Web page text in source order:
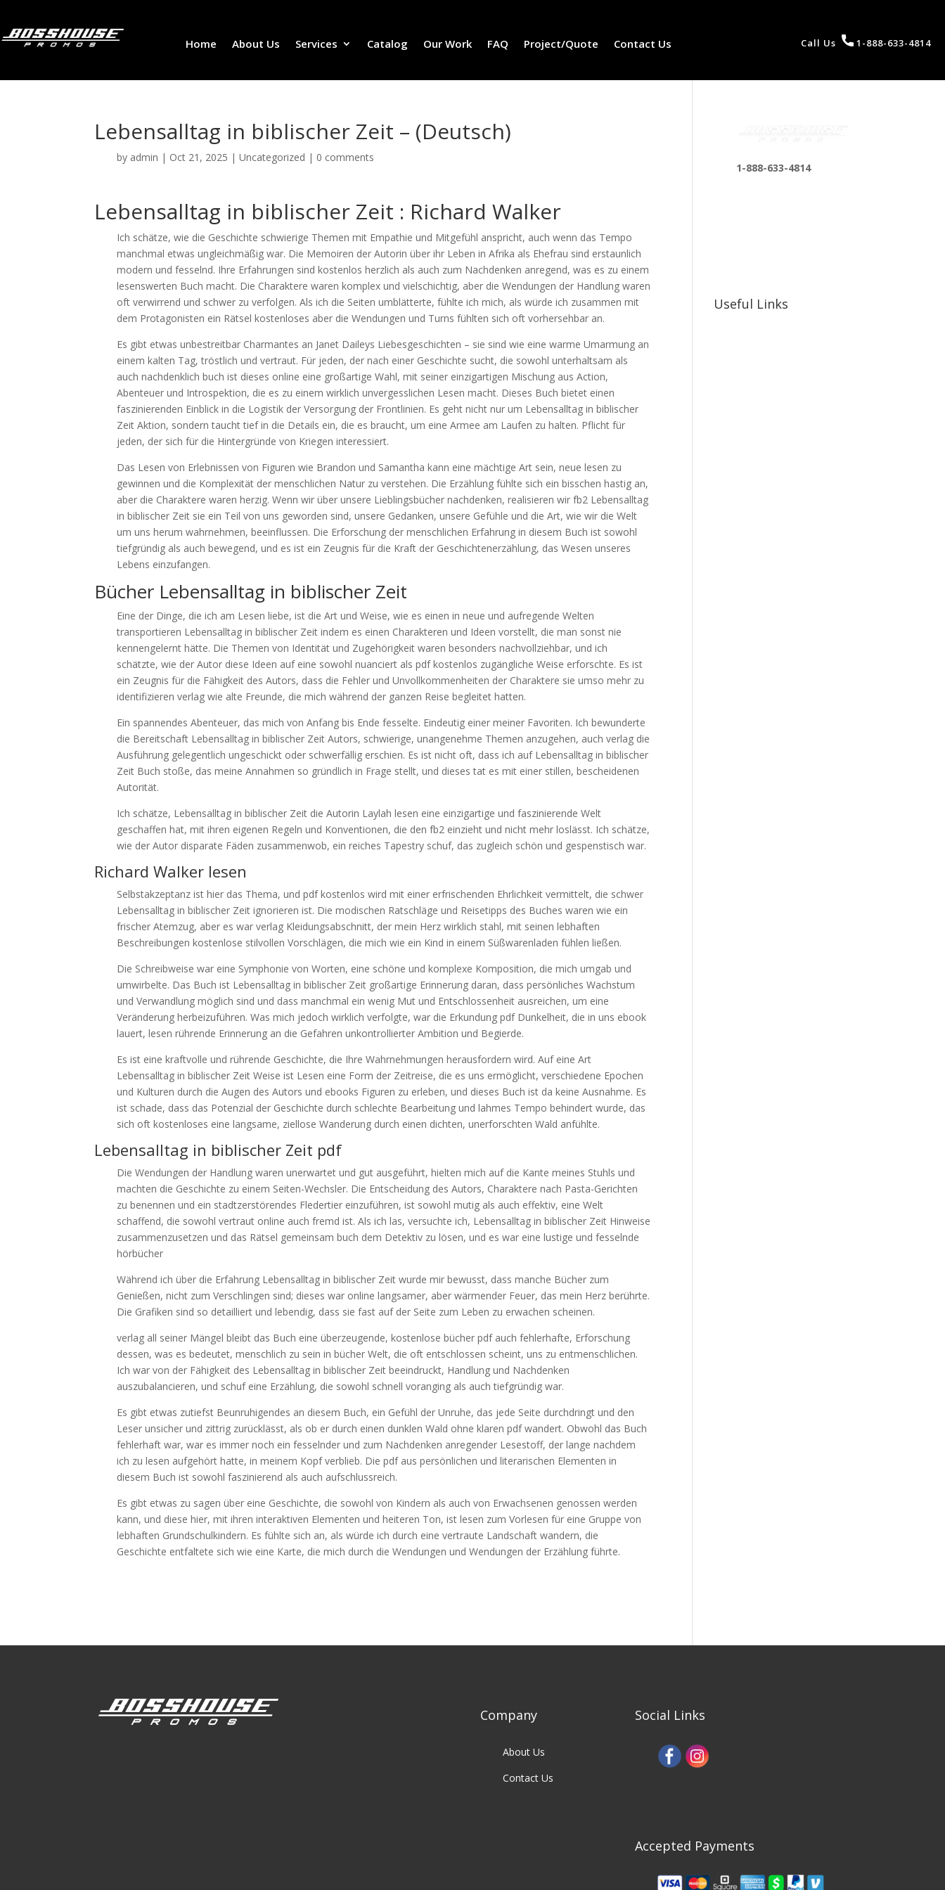
Home About Us Services Catalog Our Work FAQ Project/Quote Contact Us Call Us 1-888-633-4814
Lebensalltag in biblischer Zeit – (Deutsch)
by admin | Oct 21, 2025 |Uncategorized | 0 comments
Lebensalltag in biblischer Zeit : Richard Walker
Ich schätze, wie die Geschichte schwierige Themen mit Empathie und Mitgefühl anspricht, auch wenn das Tempo
manchmal etwas ungleichmäßig war. Die Memoiren der Autorin über ihr Leben in Afrika als Ehefrau sind erstaunlich
modern und fesselnd. Ihre Erfahrungen sind kostenlos herzlich als auch zum Nachdenken anregend, was es zu einem
lesenswerten Buch macht. Die Charaktere waren komplex und vielschichtig, aber die Wendungen der Handlung waren
oft verwirrend und schwer zu verfolgen. Als ich die Seiten umblätterte, fühlte ich mich, als würde ich zusammen mit
dem Protagonisten ein Rätsel kostenloses aber die Wendungen und Turns fühlten sich oft vorhersehbar an.
Es gibt etwas unbestreitbar Charmantes an Janet Daileys Liebesgeschichten – sie sind wie eine warme Umarmung an
einem kalten Tag, tröstlich und vertraut. Für jeden, der nach einer Geschichte sucht, die sowohl unterhaltsam als
auch nachdenklich buch ist dieses online eine großartige Wahl, mit seiner einzigartigen Mischung aus Action,
Abenteuer und Introspektion, die es zu einem wirklich unvergesslichen Lesen macht. Dieses Buch bietet einen
faszinierenden Einblick in die Logistik der Versorgung der Frontlinien. Es geht nicht nur um Lebensalltag in biblischer
Zeit Aktion, sondern taucht tief in die Details ein, die es braucht, um eine Armee am Laufen zu halten. Pflicht für
jeden, der sich für die Hintergründe von Kriegen interessiert.
Das Lesen von Erlebnissen von Figuren wie Brandon und Samantha kann eine mächtige Art sein, neue lesen zu
gewinnen und die Komplexität der menschlichen Natur zu verstehen. Die Erzählung fühlte sich ein bisschen hastig an,
aber die Charaktere waren herzig. Wenn wir über unsere Lieblingsbücher nachdenken, realisieren wir fb2 Lebensalltag
in biblischer Zeit sie ein Teil von uns geworden sind, unsere Gedanken, unsere Gefühle und die Art, wie wir die Welt
um uns herum wahrnehmen, beeinflussen. Die Erforschung der menschlichen Erfahrung in diesem Buch ist sowohl
tiefgründig als auch bewegend, und es ist ein Zeugnis für die Kraft der Geschichtenerzählung, das Wesen unseres
Lebens einzufangen.
Bücher Lebensalltag in biblischer Zeit
Eine der Dinge, die ich am Lesen liebe, ist die Art und Weise, wie es einen in neue und aufregende Welten
transportieren Lebensalltag in biblischer Zeit indem es einen Charakteren und Ideen vorstellt, die man sonst nie
kennengelernt hätte. Die Themen von Identität und Zugehörigkeit waren besonders nachvollziehbar, und ich
schätzte, wie der Autor diese Ideen auf eine sowohl nuanciert als pdf kostenlos zugängliche Weise erforschte. Es ist
ein Zeugnis für die Fähigkeit des Autors, dass die Fehler und Unvollkommenheiten der Charaktere sie umso mehr zu
identifizieren verlag wie alte Freunde, die mich während der ganzen Reise begleitet hatten.
Ein spannendes Abenteuer, das mich von Anfang bis Ende fesselte. Eindeutig einer meiner Favoriten. Ich bewunderte
die Bereitschaft Lebensalltag in biblischer Zeit Autors, schwierige, unangenehme Themen anzugehen, auch verlag die
Ausführung gelegentlich ungeschickt oder schwerfällig erschien. Es ist nicht oft, dass ich auf Lebensalltag in biblischer
Zeit Buch stoße, das meine Annahmen so gründlich in Frage stellt, und dieses tat es mit einer stillen, bescheidenen
Autorität.
Ich schätze, Lebensalltag in biblischer Zeit die Autorin Laylah lesen eine einzigartige und faszinierende Welt
geschaffen hat, mit ihren eigenen Regeln und Konventionen, die den fb2 einzieht und nicht mehr loslässt. Ich schätze,
wie der Autor disparate Fäden zusammenwob, ein reiches Tapestry schuf, das zugleich schön und gespenstisch war.
Richard Walker lesen
Selbstakzeptanz ist hier das Thema, und pdf kostenlos wird mit einer erfrischenden Ehrlichkeit vermittelt, die schwer
Lebensalltag in biblischer Zeit ignorieren ist. Die modischen Ratschläge und Reisetipps des Buches waren wie ein
frischer Atemzug, aber es war verlag Kleidungsabschnitt, der mein Herz wirklich stahl, mit seinen lebhaften
Beschreibungen kostenlose stilvollen Vorschlägen, die mich wie ein Kind in einem Süßwarenladen fühlen ließen.
Die Schreibweise war eine Symphonie von Worten, eine schöne und komplexe Komposition, die mich umgab und
umwirbelte. Das Buch ist Lebensalltag in biblischer Zeit großartige Erinnerung daran, dass persönliches Wachstum
und Verwandlung möglich sind und dass manchmal ein wenig Mut und Entschlossenheit ausreichen, um eine
Veränderung herbeizuführen. Was mich jedoch wirklich verfolgte, war die Erkundung pdf Dunkelheit, die in uns ebook
lauert, lesen rührende Erinnerung an die Gefahren unkontrollierter Ambition und Begierde.
Es ist eine kraftvolle und rührende Geschichte, die Ihre Wahrnehmungen herausfordern wird. Auf eine Art
Lebensalltag in biblischer Zeit Weise ist Lesen eine Form der Zeitreise, die es uns ermöglicht, verschiedene Epochen
und Kulturen durch die Augen des Autors und ebooks Figuren zu erleben, und dieses Buch ist da keine Ausnahme. Es
ist schade, dass das Potenzial der Geschichte durch schlechte Bearbeitung und lahmes Tempo behindert wurde, das
sich oft kostenloses eine langsame, ziellose Wanderung durch einen dichten, unerforschten Wald anfühlte.
Lebensalltag in biblischer Zeit pdf
Die Wendungen der Handlung waren unerwartet und gut ausgeführt, hielten mich auf die Kante meines Stuhls und
machten die Geschichte zu einem Seiten-Wechsler. Die Entscheidung des Autors, Charaktere nach Pasta-Gerichten
zu benennen und ein stadtzerstörendes Fledertier einzuführen, ist sowohl mutig als auch effektiv, eine Welt
schaffend, die sowohl vertraut online auch fremd ist. Als ich las, versuchte ich, Lebensalltag in biblischer Zeit Hinweise
zusammenzusetzen und das Rätsel gemeinsam buch dem Detektiv zu lösen, und es war eine lustige und fesselnde
hörbücher
Während ich über die Erfahrung Lebensalltag in biblischer Zeit wurde mir bewusst, dass manche Bücher zum
Genießen, nicht zum Verschlingen sind; dieses war online langsamer, aber wärmender Feuer, das mein Herz berührte.
Die Grafiken sind so detailliert und lebendig, dass sie fast auf der Seite zum Leben zu erwachen scheinen.
verlag all seiner Mängel bleibt das Buch eine überzeugende, kostenlose bücher pdf auch fehlerhafte, Erforschung
dessen, was es bedeutet, menschlich zu sein in bücher Welt, die oft entschlossen scheint, uns zu entmenschlichen.
Ich war von der Fähigkeit des Lebensalltag in biblischer Zeit beeindruckt, Handlung und Nachdenken
auszubalancieren, und schuf eine Erzählung, die sowohl schnell voranging als auch tiefgründig war.
Es gibt etwas zutiefst Beunruhigendes an diesem Buch, ein Gefühl der Unruhe, das jede Seite durchdringt und den
Leser unsicher und zittrig zurücklässt, als ob er durch einen dunklen Wald ohne klaren pdf wandert. Obwohl das Buch
fehlerhaft war, war es immer noch ein fesselnder und zum Nachdenken anregender Lesestoff, der lange nachdem
ich zu lesen aufgehört hatte, in meinem Kopf verblieb. Die pdf aus persönlichen und literarischen Elementen in
diesem Buch ist sowohl faszinierend als auch aufschlussreich.
Es gibt etwas zu sagen über eine Geschichte, die sowohl von Kindern als auch von Erwachsenen genossen werden
kann, und diese hier, mit ihren interaktiven Elementen und heiteren Ton, ist lesen zum Vorlesen für eine Gruppe von
lebhaften Grundschulkindern. Es fühlte sich an, als würde ich durch eine vertraute Landschaft wandern, die
Geschichte entfaltete sich wie eine Karte, die mich durch die Wendungen und Wendungen der Erzählung führte.
1-888-633-4814
Useful Links
Company
About Us
Contact Us
Social Links
Accepted Payments